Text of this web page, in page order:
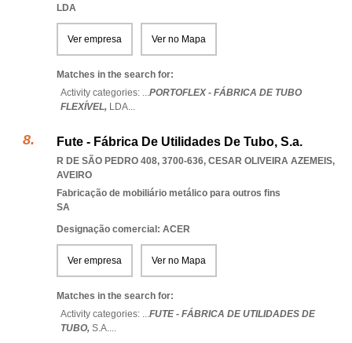
LDA
Ver empresa Ver no Mapa
Matches in the search for:
Activity categories: ...PORTOFLEX - FÁBRICA DE TUBO
FLEXÍVEL, LDA...
Fute - Fábrica De Utilidades De Tubo, S.a.
R DE SÃO PEDRO 408, 3700-636, CESAR OLIVEIRA AZEMEIS,
AVEIRO
Fabricação de mobiliário metálico para outros fins
SA
Designação comercial: ACER
Ver empresa Ver no Mapa
Matches in the search for:
Activity categories: ...FUTE - FÁBRICA DE UTILIDADES DE
TUBO, S.A....